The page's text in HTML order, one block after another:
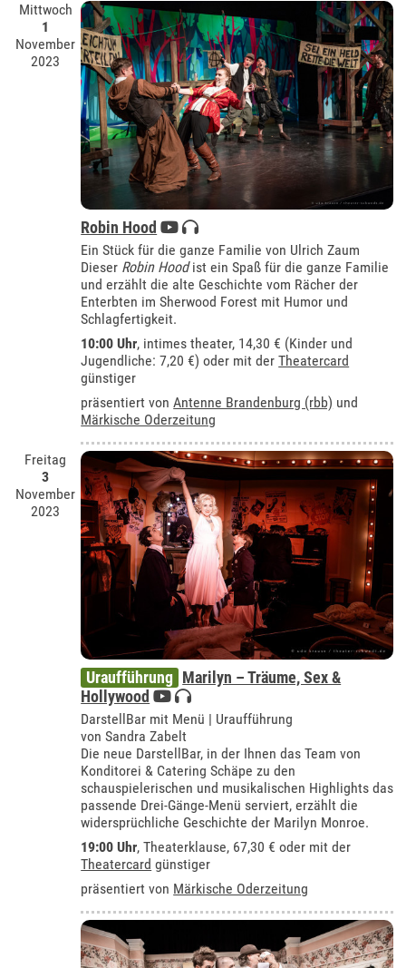
Mittwoch
1
November
2023
Robin Hood
Ein Stück für die ganze Familie von Ulrich Zaum
Dieser Robin Hoodist ein Spaß für die ganze Familie
und erzählt die alte Geschichte vom Rächer der
Enterbten im Sherwood Forest mit Humor und
Schlagfertigkeit.
10:00 Uhr, intimes theater, 14,30 € (Kinder und
Jugendliche: 7,20 €) oder mit derTheatercard
günstiger
präsentiert vonAntenne Brandenburg (rbb) und
Märkische Oderzeitung
Freitag
3
November
2023
Uraufführung Marilyn – Träume, Sex &
Hollywood
DarstellBar mit Menü | Uraufführung
von Sandra Zabelt
Die neue DarstellBar, in der Ihnen das Team von
Konditorei & Catering Schäpe zu den
schauspielerischen und musikalischen Highlights das
passende Drei-Gänge-Menü serviert, erzählt die
widersprüchliche Geschichte der Marilyn Monroe.
19:00 Uhr,Theaterklause, 67,30 € oder mit der
Theatercard günstiger
präsentiert von Märkische Oderzeitung